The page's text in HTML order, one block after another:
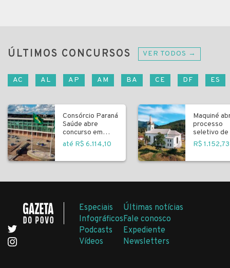
ÚLTIMOS CONCURSOS VER TODOS →
AC AL AP AM BA CE DF ES
Consórcio Paraná
Saúde abre
concurso em
Curitiba
até R$ 6.114,10
Maquiné
processo
seletivo de
R$ 1.152,73
Especiais
Infográficos
Podcasts
Vídeos
Últimas notícias
Fale conosco
Expediente
Newsletters